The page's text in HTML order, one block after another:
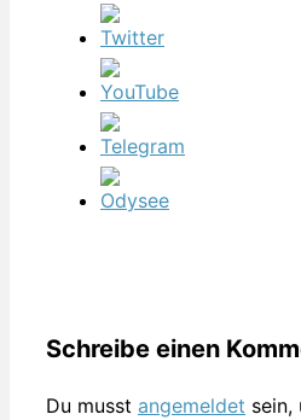
Schreibe einen
Du musst angemeldet sein,